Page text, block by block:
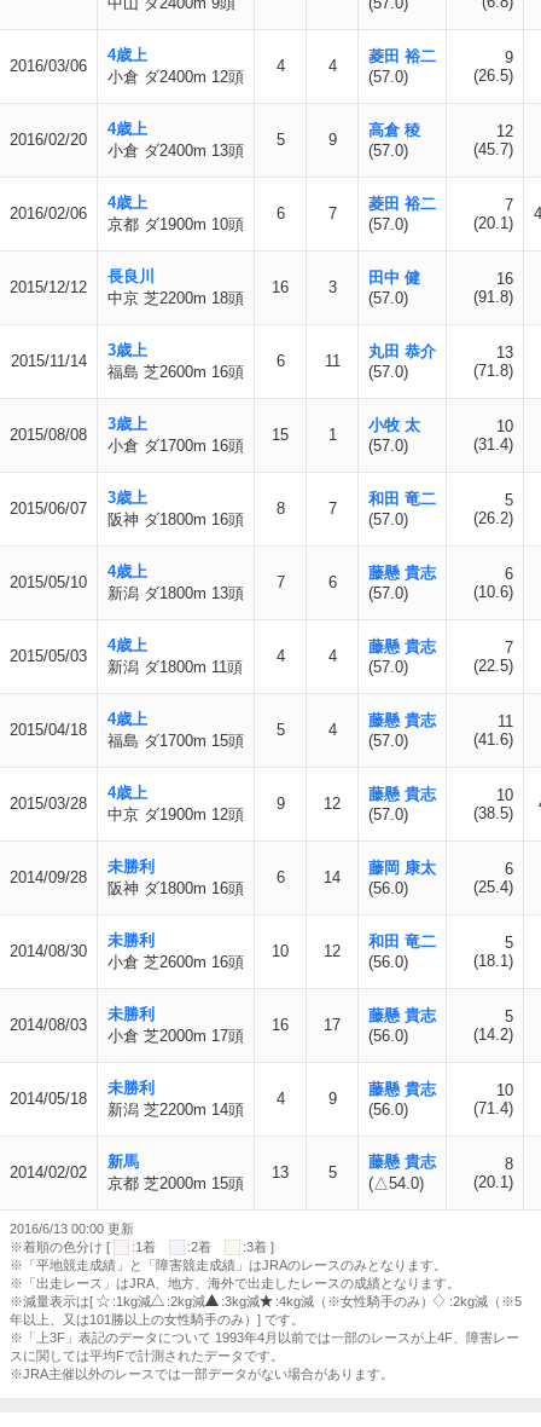
2016/03/06
4歳上
小倉 ダ2400m 12頭
4 4
菱田 裕二
(57.0)
9
(26.5)
2016/02/20
4歳上
小倉 ダ2400m 13頭
5 9
高倉 稜
(57.0)
12
(45.7)
2016/02/06
4歳上
京都 ダ1900m 10頭
6 7
菱田 裕二
(57.0)
7
(20.1)
2015/12/12
長良川
中京 芝2200m 18頭
16 3
田中 健
(57.0)
16
(91.8)
2015/11/14
3歳上
福島 芝2600m 16頭
6 11
丸田 恭介
(57.0)
13
(71.8)
2015/08/08
3歳上
小倉 ダ1700m 16頭
15 1
小牧 太
(57.0)
10
(31.4)
2015/06/07
3歳上
阪神 ダ1800m 16頭
8 7
和田 竜二
(57.0)
5
(26.2)
2015/05/10
4歳上
新潟 ダ1800m 13頭
7 6
藤懸 貴志
(57.0)
6
(10.6)
2015/05/03
4歳上
新潟 ダ1800m 11頭
4 4
藤懸 貴志
(57.0)
7
(22.5)
2015/04/18
4歳上
福島 ダ1700m 15頭
5 4
藤懸 貴志
(57.0)
11
(41.6)
2015/03/28
4歳上
中京 ダ1900m 12頭
9 12
藤懸 貴志
(57.0)
10
(38.5)
2014/09/28
未勝利
阪神 ダ1800m 16頭
6 14
藤岡 康太
(56.0)
6
(25.4)
2014/08/30
未勝利
小倉 芝2600m 16頭
10 12
和田 竜二
(56.0)
5
(18.1)
2014/08/03
未勝利
小倉 芝2000m 17頭
16 17
藤懸 貴志
(56.0)
5
(14.2)
2014/05/18
未勝利
新潟 芝2200m 14頭
4 9
藤懸 貴志
(56.0)
10
(71.4)
2014/02/02
新馬
京都 芝2000m 15頭
13 5
藤懸 貴志
(△54.0)
8
(20.1)
2016/6/13 00:00 更新
※着順の色分け [
:1着 :2着
:3着 ]
※「平地競走成績」と「障害競走成績」はJRAのレースのみとなります。
※「出走レース」はJRA、地方、海外で出走したレースの成績となります。
※減量表示は[
:1kg減 :2kg減 :3kg減 :4kg減（※女性騎手のみ）
:2kg減（※5
年以上、又は101勝以上の女性騎手のみ）] です。
※「上3F」表記のデータについて 1993年4月以前では一部のレースが上4F、障害レー
スに関しては平均Fで計測されたデータです。
※JRA主催以外のレースでは一部データがない場合があります。